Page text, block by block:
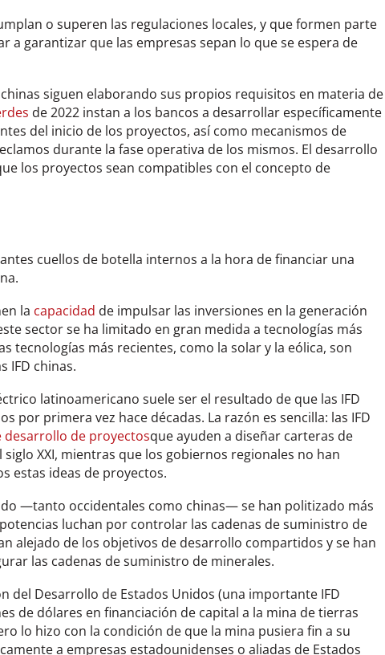
o superen las regulaciones locales, y que formen parte
a garantizar que las empresas sepan lo que se espera de
siguen elaborando sus propios requisitos en materia de
de 2022 instan a los bancos a desarrollar específicamente
del inicio de los proyectos, así como mecanismos de
durante la fase operativa de los mismos. El desarrollo
los proyectos sean compatibles con el concepto de
cuellos de botella internos a la hora de financiar una
la capacidad de impulsar las inversiones en la generación
sector se ha limitado en gran medida a tecnologías más
tecnologías más recientes, como la solar y la eólica, son
IFD chinas.
latinoamericano suele ser el resultado de que las IFD
por primera vez hace décadas. La razón es sencilla: las IFD
desarrollo de proyectosque ayuden a diseñar carteras de
XXI, mientras que los gobiernos regionales no han
estas ideas de proyectos.
—tanto occidentales como chinas— se han politizado más
luchan por controlar las cadenas de suministro de
alejado de los objetivos de desarrollo compartidos y se han
las cadenas de suministro de minerales.
del Desarrollo de Estados Unidos (una importante IFD
de dólares en financiación de capital a la mina de tierras
lo hizo con la condición de que la mina pusiera fin a su
a empresas estadounidenses o aliadas de Estados